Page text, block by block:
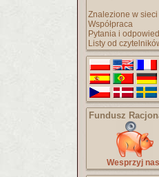
Znalezione w sieci
Współpraca
Pytania i
Listy od
Fundusz
Wesprzyj